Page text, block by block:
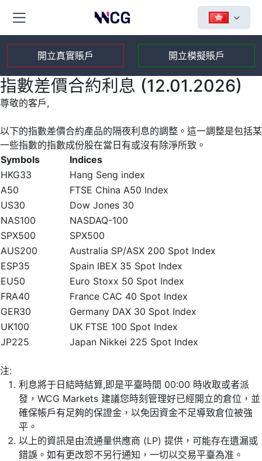
開立真實賬戶 開立模擬賬戶
指數差價合約利息 (12.01.2026)
尊敬的客戶,
以下的指數差價合約產品的隔夜利息的調整。這一調整是包括某
一些指數的指數成份股在當日有或沒有除淨所致。
Symbols
Indices
HKG33
Hang Seng index
A50
FTSE China A50 Index
US30
Dow Jones 30
NAS100
NASDAQ-100
SPX500
SPX500
AUS200
Australia SP/ASX 200 Spot Index
ESP35
Spain IBEX 35 Spot Index
EU50
Euro Stoxx 50 Spot Index
FRA40
France CAC 40 Spot Index
GER30
Germany DAX 30 Spot Index
UK100
UK FTSE 100 Spot Index
JP225
Japan Nikkei 225 Spot Index
注:
利息將于日結時結算,即是平臺時間 00:00 時收取或者派
發，WCG Markets 建議您時刻管理好已經開立的倉位，並
確保帳戶有足夠的保證金，以免因資金不足導致倉位被強
平。
以上的資訊是由流通量供應商 (LP) 提供，可能存在遺漏或
錯誤。如有更改恕不另行通知，一切以交易平臺為准。